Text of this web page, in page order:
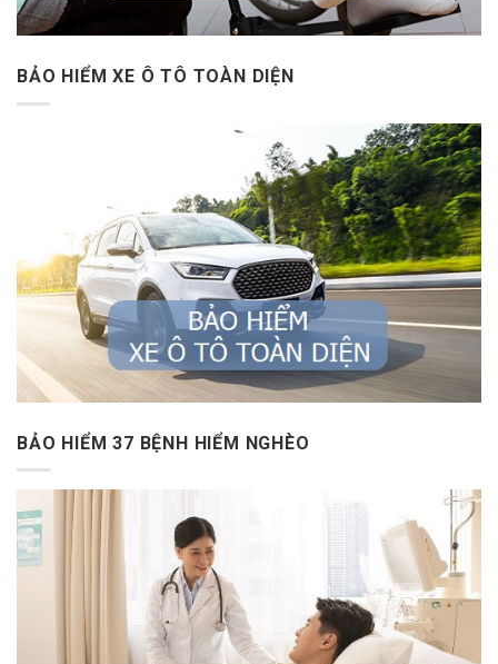
BẢO HIỂM XE Ô TÔ TOÀN DIỆN
BẢO HIỂM 37 BỆNH HIỂM NGHÈO